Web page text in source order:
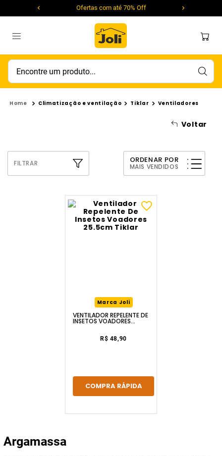
Ofertas com até 70% Off
Encontre um produto...
Voltar
Climatização e ventilação Tiklar Ventiladores
FILTRAR ORDENAR POR
MAIS VENDIDOS
Marca Joli
VENTILADOR REPELENTE DE
INSETOS VOADORES
R$ 48,90
COMPRA RÁPIDA
Argamassa